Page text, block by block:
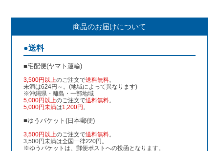
商品のお届けについて
●送料
■宅配便(ヤマト運輸)
3,500円以上のご注文で送料無料。
未満は624円～。(地域によって異なります)
※沖縄県・離島・一部地域
5,000円以上のご注文で送料無料。
5,000円未満は1,200円 。
■ゆうパケット(日本郵便)
3,500円以上のご注文で送料無料。
3,500円未満は全国一律220円。
※ゆうパケットは、郵便ポストへの投函となります。